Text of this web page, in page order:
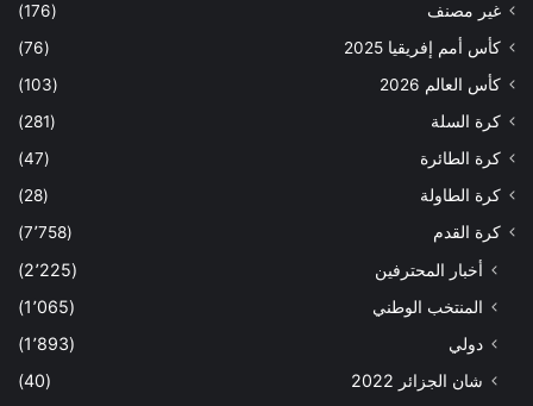
غير مصنف
(176)
كأس أمم إفريقيا 2025
(76)
كأس العالم 2026
(103)
كرة السلة
(281)
كرة الطائرة
(47)
كرة الطاولة
(28)
كرة القدم
(7٬758)
أخبار المحترفين
(2٬225)
المنتخب الوطني
(1٬065)
دولي
(1٬893)
شان الجزائر 2022
(40)